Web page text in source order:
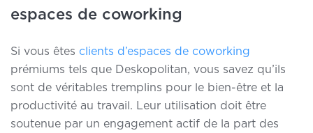
espaces de coworking
Si vous êtes clients d’espaces de coworking
prémiums tels que Deskopolitan, vous savez qu’ils
sont de véritables tremplins pour le bien-être et la
productivité au travail. Leur utilisation doit être
soutenue par un engagement actif de la part des